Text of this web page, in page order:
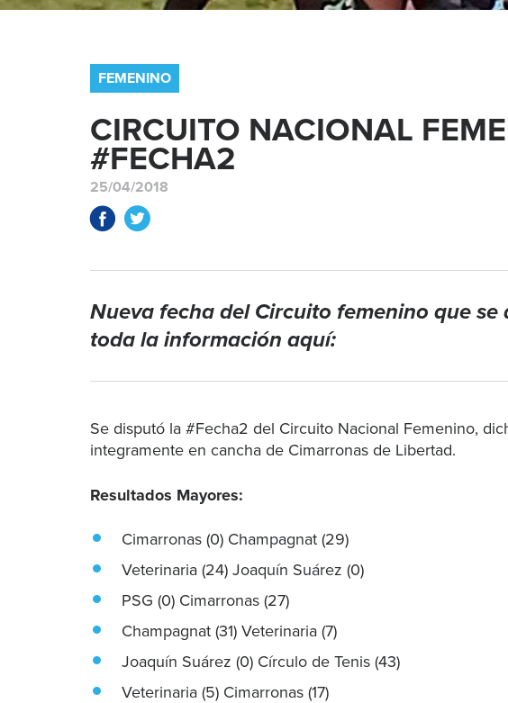
FEMENINO
CIRCUITO NACIONAL
#FECHA2
25/04/2018
Nueva fecha del Circuito femenino que se
toda la información aquí:
Se disputó la #Fecha2 del Circuito Nacional Femenino,
integramente en cancha de Cimarronas de Libertad.
Resultados Mayores:
Cimarronas (0) Champagnat (29)
Veterinaria (24) Joaquín Suárez (0)
PSG (0) Cimarronas (27)
Champagnat (31) Veterinaria (7)
Joaquín Suárez (0) Círculo de Tenis (43)
Veterinaria (5) Cimarronas (17)